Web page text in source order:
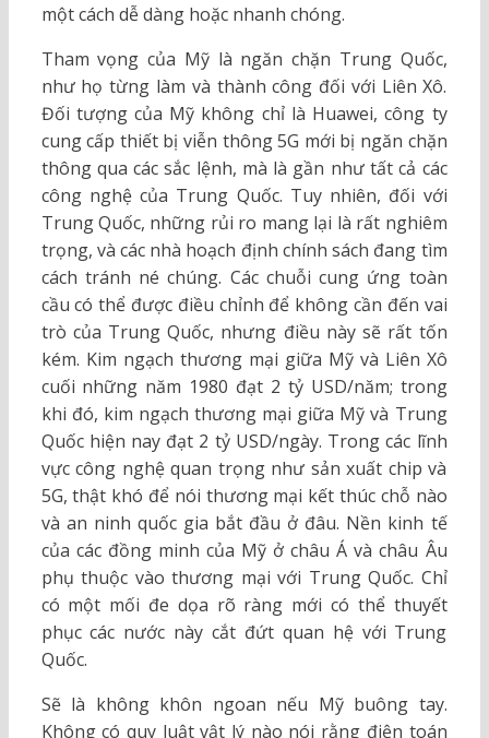
một cách dễ dàng hoặc nhanh chóng.
Tham vọng của Mỹ là ngăn chặn Trung Quốc,
như họ từng làm và thành công đối với Liên Xô.
Đối tượng của Mỹ không chỉ là Huawei, công ty
cung cấp thiết bị viễn thông 5G mới bị ngăn chặn
thông qua các sắc lệnh, mà là gần như tất cả các
công nghệ của Trung Quốc. Tuy nhiên, đối với
Trung Quốc, những rủi ro mang lại là rất nghiêm
trọng, và các nhà hoạch định chính sách đang tìm
cách tránh né chúng. Các chuỗi cung ứng toàn
cầu có thể được điều chỉnh để không cần đến vai
trò của Trung Quốc, nhưng điều này sẽ rất tốn
kém. Kim ngạch thương mại giữa Mỹ và Liên Xô
cuối những năm 1980 đạt 2 tỷ USD/năm; trong
khi đó, kim ngạch thương mại giữa Mỹ và Trung
Quốc hiện nay đạt 2 tỷ USD/ngày. Trong các lĩnh
vực công nghệ quan trọng như sản xuất chip và
5G, thật khó để nói thương mại kết thúc chỗ nào
và an ninh quốc gia bắt đầu ở đâu. Nền kinh tế
của các đồng minh của Mỹ ở châu Á và châu Âu
phụ thuộc vào thương mại với Trung Quốc. Chỉ
có một mối đe dọa rõ ràng mới có thể thuyết
phục các nước này cắt đứt quan hệ với Trung
Quốc.
Sẽ là không khôn ngoan nếu Mỹ buông tay.
Không có quy luật vật lý nào nói rằng điện toán